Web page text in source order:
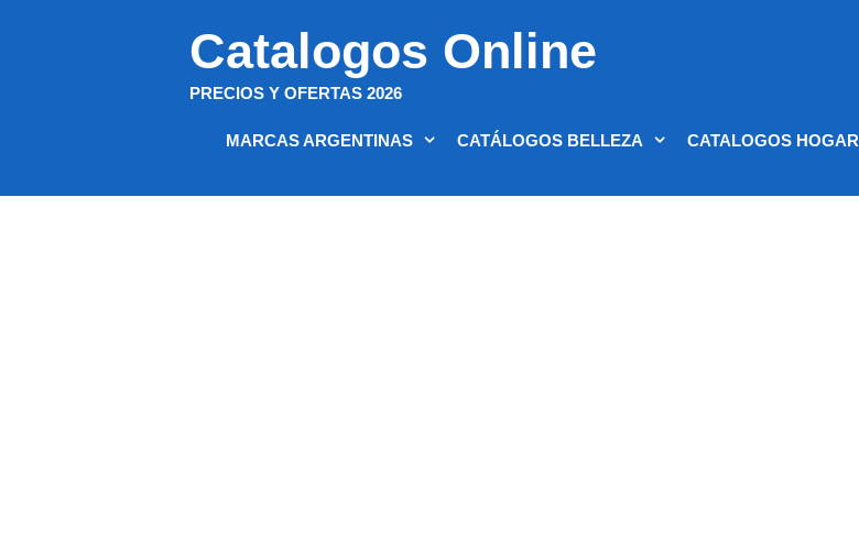
Catalogos Online
PRECIOS Y OFERTAS 2026
MARCAS ARGENTINAS CATÁLOGOS BELLEZA CATALOGOS HOGAR